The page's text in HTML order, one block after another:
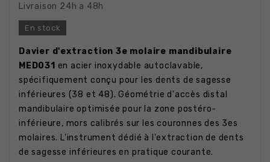
Livraison 24h a 48h
En stock
Davier d'extraction 3e molaire mandibulaire
MED031 en acier inoxydable autoclavable,
spécifiquement conçu pour les dents de sagesse
inférieures (38 et 48). Géométrie d'accès distal
mandibulaire optimisée pour la zone postéro-
inférieure, mors calibrés sur les couronnes des 3es
molaires. L'instrument dédié à l'extraction de dents
de sagesse inférieures en pratique courante.